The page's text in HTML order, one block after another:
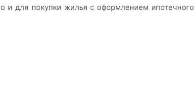
и для покупки жилья с оформлением ипотечного